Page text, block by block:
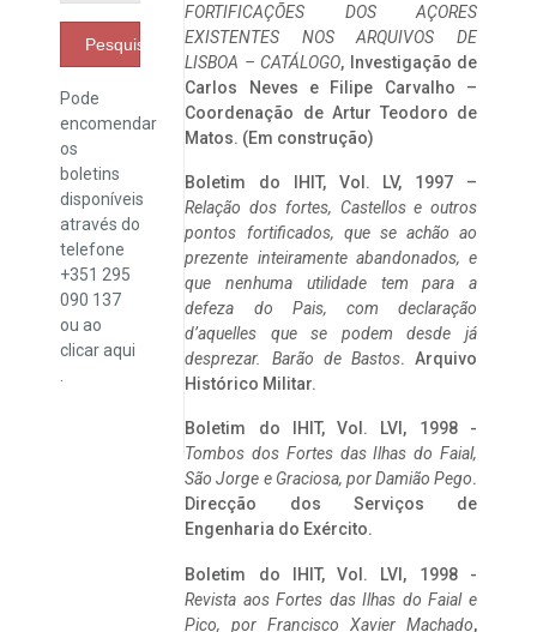
Pesquisar
Pode
encomendar
os
boletins
disponíveis
através do
telefone
+351 295
090 137
ou ao
clicaraqui
FORTIFICAÇÕES DOS AÇORES
EXISTENTES NOS ARQUIVOS DE
LISBOA – CATÁLOGO, Investigação de
Carlos Neves e Filipe Carvalho –
Coordenação de Artur Teodoro de
Matos. (Em construção)
Boletim do IHIT, Vol. LV, 1997 –
Relação dos fortes, Castellos e outros
pontos fortificados, que se achão ao
prezente inteiramente abandonados, e
que nenhuma utilidade tem para a
defeza do Pais, com declaração
d’aquelles que se podem desde já
desprezar. Barão de Bastos. Arquivo
Histórico Militar.
Boletim do IHIT, Vol. LVI, 1998 -
Tombos dos Fortes das Ilhas do Faial,
São Jorge e Graciosa, por Damião Pego.
Direcção dos Serviços de
Engenharia do Exército.
Boletim do IHIT, Vol. LVI, 1998 -
Revista aos Fortes das Ilhas do Faial e
Pico, por Francisco Xavier Machado,